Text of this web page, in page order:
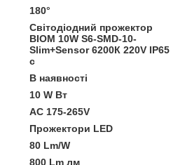
180°
Світодіодний прожектор
BIOM 10W S6-SMD-10-
Slim+Sensor 6200К 220V IP65
с
В наявності
10 W Вт
AC 175-265V
Прожектори LED
80 Lm/W
800 Lm лм